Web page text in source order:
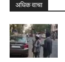
अधिक वाचा